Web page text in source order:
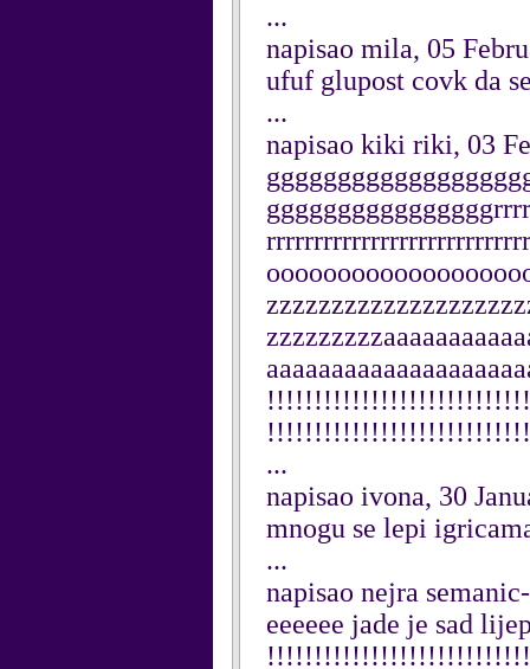
...
napisao mila, 05
ufuf glupost covk da
...
napisao kiki riki, 03
...
napisao ivona, 30
mnogu se lepi
...
napisao nejra
eeeeee jade je sad